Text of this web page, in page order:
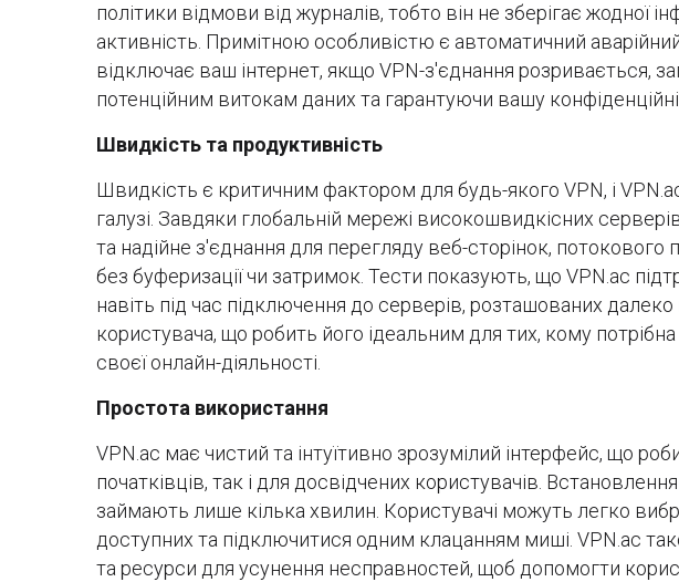
політики відмови від журналів, тобто він не зберігає жодної
активність. Примітною особливістю є автоматичний
відключає ваш інтернет, якщо VPN-з'єднання розривається,
потенційним витокам даних та гарантуючи вашу
Швидкість та продуктивність
Швидкість є критичним фактором для будь-якого VPN, і
галузі. Завдяки глобальній мережі високошвидкісних
та надійне з'єднання для перегляду веб-сторінок, потокового
без буферизації чи затримок. Тести показують, що VPN.ac
навіть під час підключення до серверів, розташованих
користувача, що робить його ідеальним для тих, кому
своєї онлайн-діяльності.
Простота використання
VPN.ac має чистий та інтуїтивно зрозумілий інтерфейс, що
початківців, так і для досвідчених користувачів.
займають лише кілька хвилин. Користувачі можуть легко
доступних та підключитися одним клацанням миші. VPN.ac
та ресурси для усунення несправностей, щоб допомогти